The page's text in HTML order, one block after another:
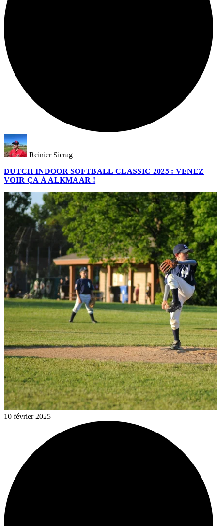
Reinier Sierag
DUTCH INDOOR SOFTBALL CLASSIC 2025 : VENEZ
VOIR ÇA À ALKMAAR !
10 février 2025